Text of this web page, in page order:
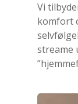
Vi
komfort
streame